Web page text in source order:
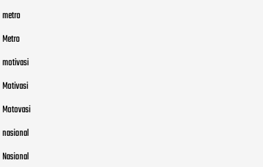
metro
Metro
motivasi
Motivasi
Motovasi
nasional
Nasional